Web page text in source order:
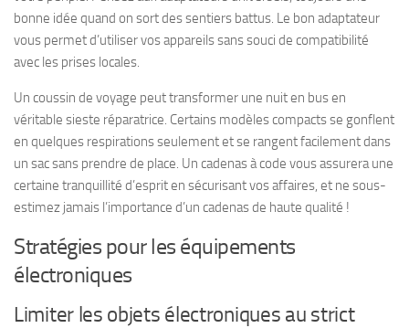
bonne idée quand on sort des sentiers battus. Le bon adaptateur
vous permet d’utiliser vos appareils sans souci de compatibilité
avec les prises locales.
Un coussin de voyage peut transformer une nuit en bus en
véritable sieste réparatrice. Certains modèles compacts se gonflent
en quelques respirations seulement et se rangent facilement dans
un sac sans prendre de place. Un cadenas à code vous assurera une
certaine tranquillité d’esprit en sécurisant vos affaires, et ne sous-
estimez jamais l’importance d’un cadenas de haute qualité !
Stratégies pour les équipements
électroniques
Limiter les objets électroniques au strict